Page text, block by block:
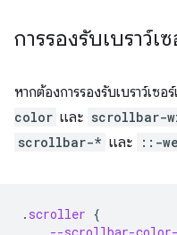
การรองรับเบราว์เ
หากต้องการรองรับเบราว์เซอ
color และ scrollbar-
scrollbar-* และ ::-
. scroller {